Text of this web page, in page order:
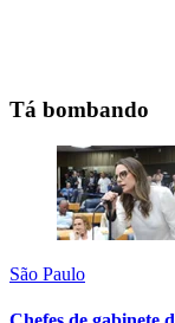
Tá bombando
São Paulo